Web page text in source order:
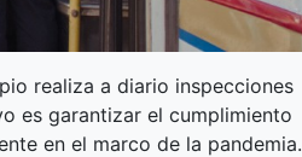
realiza a diario inspecciones
es garantizar el cumplimiento
en el marco de la pandemia.